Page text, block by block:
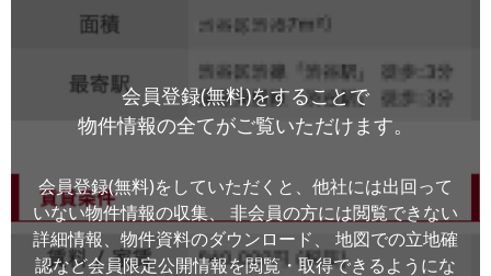
会員登録(無料)をすることで
物件情報の全てがご覧いただけます。
会員登録(無料)をしていただくと、他社には出回って
いない物件情報の収集、
非会員の方には閲覧できない
詳細情報、物件資料のダウンロード、
地図での立地確
認など会員限定公開情報を閲覧・取得できるようにな